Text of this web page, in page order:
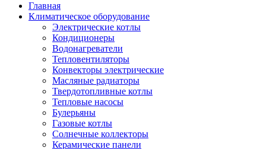
Главная
Климатическое оборудование
Электрические котлы
Кондиционеры
Водонагреватели
Тепловентиляторы
Конвекторы электрические
Масляные радиаторы
Твердотопливные котлы
Тепловые насосы
Булерьяны
Газовые котлы
Солнечные коллекторы
Керамические панели